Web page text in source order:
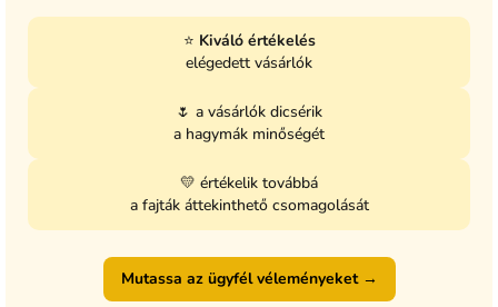
⭐ Kiváló értékelés
elégedett vásárlók
🌷 a vásárlók dicsérik
a hagymák minőségét
💛 értékelik továbbá
a fajták áttekinthető csomagolását
Mutassa az ügyfél véleményeket →